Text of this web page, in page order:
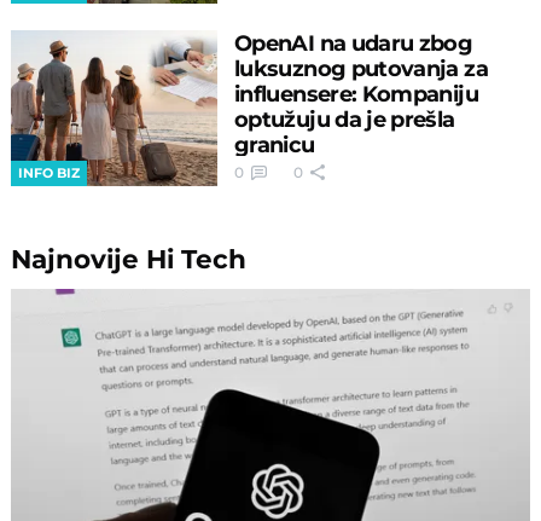
INFO BIZ
OpenAI na udaru zbog
luksuznog putovanja za
influensere: Kompaniju
optužuju da je prešla
granicu
0 0
Najnovije Hi Tech